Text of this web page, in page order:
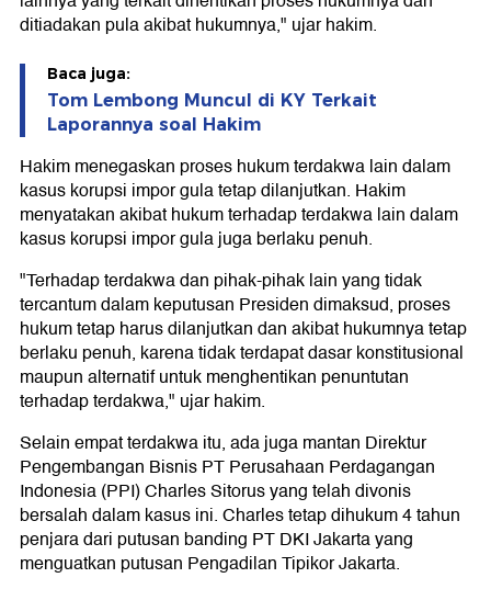
ditiadakan pula akibat hukumnya," ujar hakim.
Baca juga:
Tom Lembong Muncul di KY Terkait
Laporannya soal Hakim
Hakim menegaskan proses hukum terdakwa lain dalam
kasus korupsi impor gula tetap dilanjutkan. Hakim
menyatakan akibat hukum terhadap terdakwa lain dalam
kasus korupsi impor gula juga berlaku penuh.
"Terhadap terdakwa dan pihak-pihak lain yang tidak
tercantum dalam keputusan Presiden dimaksud, proses
hukum tetap harus dilanjutkan dan akibat hukumnya tetap
berlaku penuh, karena tidak terdapat dasar konstitusional
maupun alternatif untuk menghentikan penuntutan
terhadap terdakwa," ujar hakim.
Selain empat terdakwa itu, ada juga mantan Direktur
Pengembangan Bisnis PT Perusahaan Perdagangan
Indonesia (PPI) Charles Sitorus yang telah divonis
bersalah dalam kasus ini. Charles tetap dihukum 4 tahun
penjara dari putusan banding PT DKI Jakarta yang
menguatkan putusan Pengadilan Tipikor Jakarta.